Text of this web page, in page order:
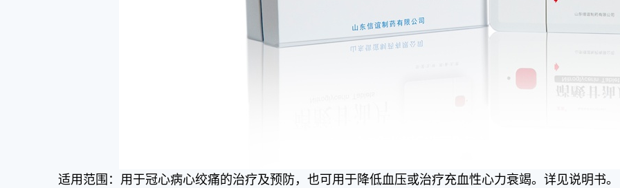
适用范围：用于冠心病心绞痛的治疗及预防，也可用于降低血压或治疗充血性心力衰竭。详见说明书